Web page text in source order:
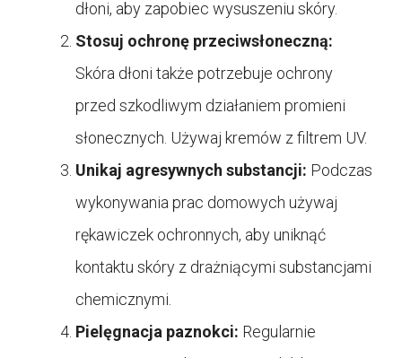
dłoni, aby zapobiec wysuszeniu skóry.
Stosuj ochronę przeciwsłoneczną:
Skóra dłoni także potrzebuje ochrony
przed szkodliwym działaniem promieni
słonecznych. Używaj kremów z filtrem UV.
Unikaj agresywnych substancji: Podczas
wykonywania prac domowych używaj
rękawiczek ochronnych, aby uniknąć
kontaktu skóry z drażniącymi substancjami
chemicznymi.
Pielęgnacja paznokci: Regularnie